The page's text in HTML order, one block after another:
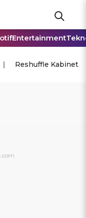
Entertainment
Reshuffle Kabinet